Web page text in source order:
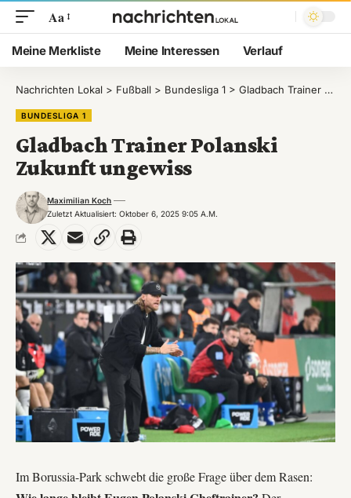
Aa
Meine Merkliste Meine Interessen Verlauf
Nachrichten Lokal > Fußball > Bundesliga 1 > Gladbach Trainer Polanski Zukunft ungewiss
BUNDESLIGA 1
Gladbach Trainer Polanski
Zukunft ungewiss
Zuletzt Aktualisiert: Oktober 6, 2025 9:05 A.m.
Maximilian Koch
Im Borussia-Park schwebt die große Frage über dem Rasen: